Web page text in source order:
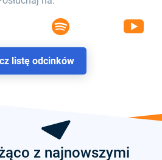
listę odcinków
z najnowszymi